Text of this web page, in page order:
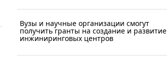
Вузы и научные организации смогут
получить гранты на создание и развитие
инжиниринговых центров